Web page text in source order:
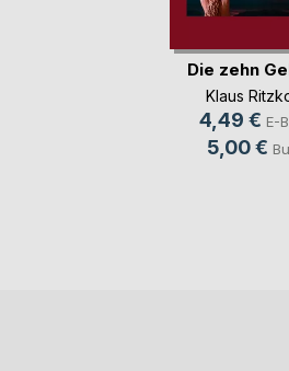
Die zehn
Klaus
4,49 € E-
5,00 €